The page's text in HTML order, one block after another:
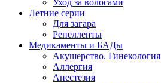
Уход за волосами
Летние серии
Для загара
Репелленты
Медикаменты и БАДы
Акушерство. Гинекология
Аллергия
Анестезия